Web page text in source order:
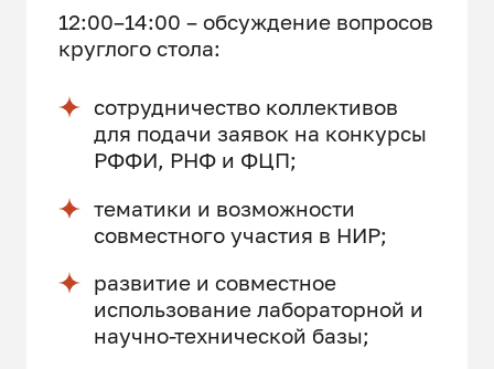
12:00–14:00 – обсуждение вопросов
круглого стола:
сотрудничество коллективов
для подачи заявок на конкурсы
РФФИ, РНФ и ФЦП;
тематики и возможности
совместного участия в НИР;
развитие и совместное
использование лабораторной и
научно-технической базы;